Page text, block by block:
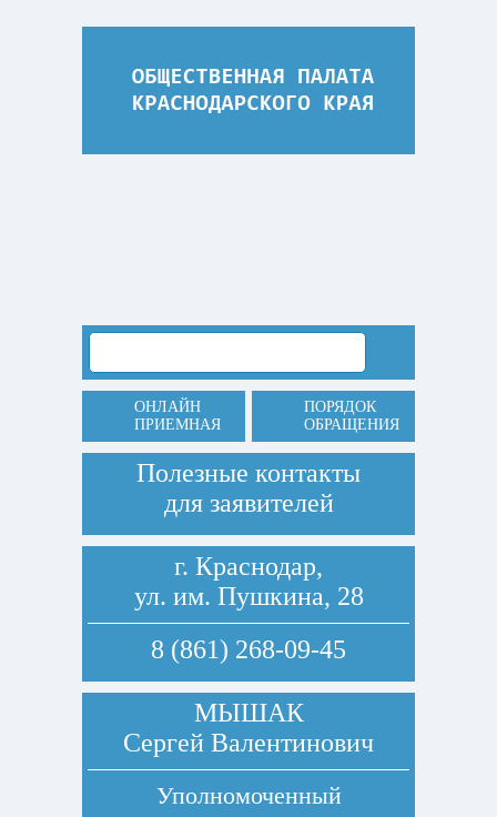
ОНЛАЙН
ПРИЕМНАЯ
ПОРЯДОК
ОБРАЩЕНИЯ
Полезные контакты
для заявителей
г. Краснодар,
ул. им. Пушкина, 28
8 (861) 268-09-45
МЫШАК
Сергей Валентинович
Уполномоченный